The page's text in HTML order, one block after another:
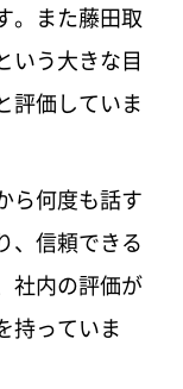
。また藤田取
いう大きな目
評価していま
ら何度も話す
、信頼できる
社内の評価が
持っていま